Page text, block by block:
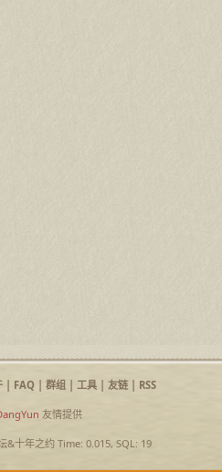
| FAQ| 群组| 工具| 友链| RSS
友情提供
&十年之约Time: 0.015, SQL: 19